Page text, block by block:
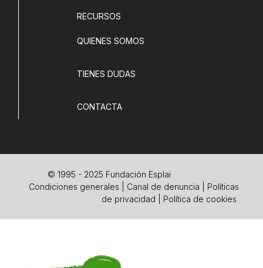
RECURSOS
QUIENES SOMOS
TIENES DUDAS
CONTACTA
© 1995 - 2025 Fundación Esplai
Condiciones generales
Canal de denuncia
Políticas
de privacidad
Política de cookies